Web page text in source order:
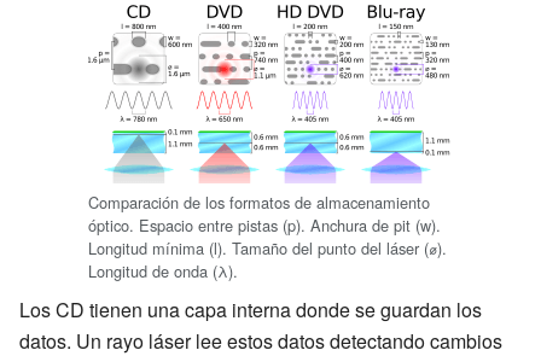
Comparación de los formatos de almacenamiento
óptico. Espacio entre pistas (p). Anchura de pit (w).
Longitud mínima (l). Tamaño del punto del láser (⌀).
Longitud de onda (λ).
Los CD tienen una capa interna donde se guardan los
datos. Un rayo láser lee estos datos detectando cambios